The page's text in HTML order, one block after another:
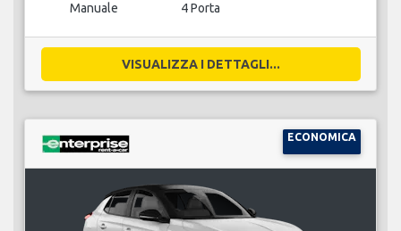
Manuale 4 Porta
VISUALIZZA I DETTAGLI...
ECONOMICA